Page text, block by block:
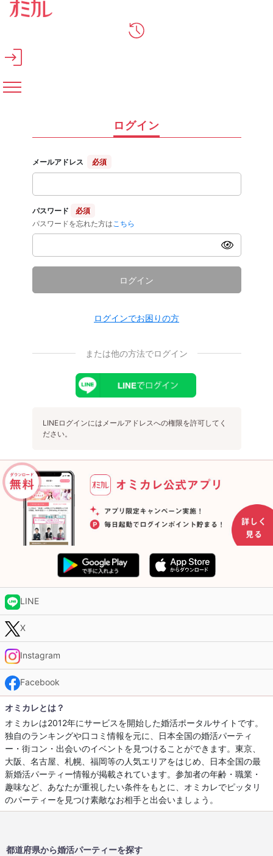
メインコンテンツへスキップ
ログイン
メールアドレス 必須
パスワード
必須
パスワードを忘れた方は こちら
ログイン
ログインでお困りの方
または他の方法でログイン
LINEログインにはメールアドレスへの権限を許可してく
ださい。
LINE
X
Instagram
Facebook
オミカレとは？
オミカレは2012年にサービスを開始した婚活ポータルサイトです。
独自のランキングや口コミ情報を元に、日本全国の婚活パーティ
ー・街コン・出会いのイベントを見つけることができます。東京、
大阪、名古屋、札幌、福岡等の人気エリアをはじめ、日本全国の最
新婚活パーティー情報が掲載されています。参加者の年齢・職業・
趣味など、あなたが重視したい条件をもとに、オミカレでピッタリ
のパーティーを見つけ素敵なお相手と出会いましょう。
都道府県から婚活パーティーを探す